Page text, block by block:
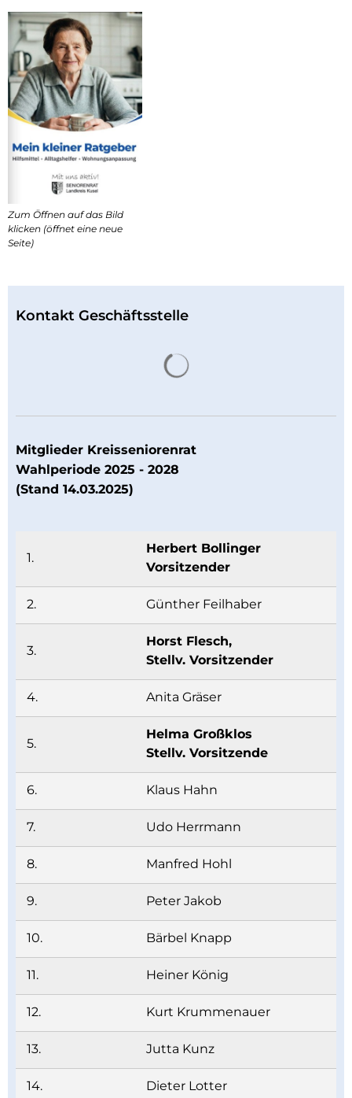
Zum Öffnen auf das Bild
klicken (öffnet eine neue
Seite)
Kontakt Geschäftsstelle
Mitglieder Kreisseniorenrat
Wahlperiode 2025 - 2028
(Stand 14.03.2025)
1.
Herbert Bollinger
Vorsitzender
2. Günther Feilhaber
3.
Horst Flesch,
Stellv. Vorsitzender
4. Anita Gräser
5.
Helma Großklos
Stellv. Vorsitzende
6. Klaus Hahn
7. Udo Herrmann
8. Manfred Hohl
9. Peter Jakob
10. Bärbel Knapp
11. Heiner König
12. Kurt Krummenauer
13. Jutta Kunz
14. Dieter Lotter